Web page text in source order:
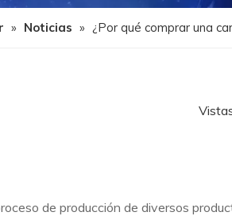
» Noticias » ¿Por qué comprar una
de producción de diversos